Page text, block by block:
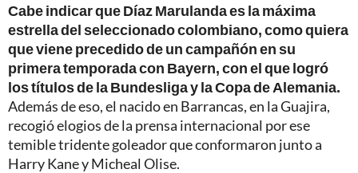
Cabe indicar que Díaz Marulanda es la máxima
estrella del seleccionado colombiano, como quiera
que viene precedido de un campañón en su
primera temporada con Bayern, con el que logró
los títulos de la Bundesliga y la Copa de Alemania.
Además de eso, el nacido en Barrancas, en la Guajira,
recogió elogios de la prensa internacional por ese
temible tridente goleador que conformaron junto a
Harry Kane y Micheal Olise.